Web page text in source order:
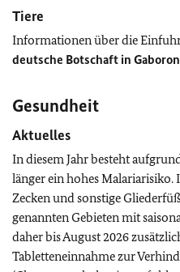
Tiere
Informationen über die
deutsche Botschaft in
Gesundheit
Aktuelles
In diesem Jahr besteht
länger ein hohes
Zecken und sonstige
genannten Gebieten mit
daher bis August 2026
Tabletteneinnahme zur